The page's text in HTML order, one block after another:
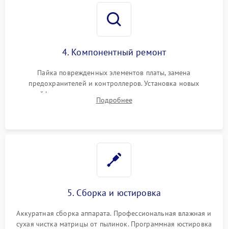
4. Компонентный ремонт
Пайка поврежденных элементов платы, замена
предохранителей и контроллеров. Установка новых
шлейфов, дисплея, механизма затвора или двигателя
автофокуса. Восстановление геометрии тубуса объектива
Подробнее
5. Сборка и юстировка
Аккуратная сборка аппарата. Профессиональная влажная и
сухая чистка матрицы от пылинок. Программная юстировка